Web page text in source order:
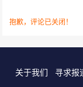
抱歉，评论已关闭！
关于我们 寻求报